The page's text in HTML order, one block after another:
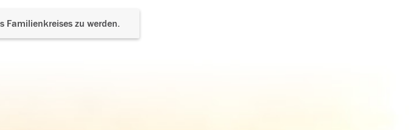
Familienkreises zu werden.